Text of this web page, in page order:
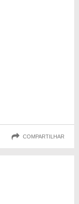
COMPARTILHAR